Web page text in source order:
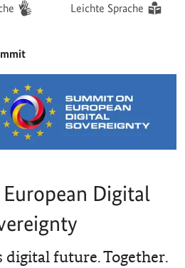
Leichte Sprache
Digital
digital future. Together.